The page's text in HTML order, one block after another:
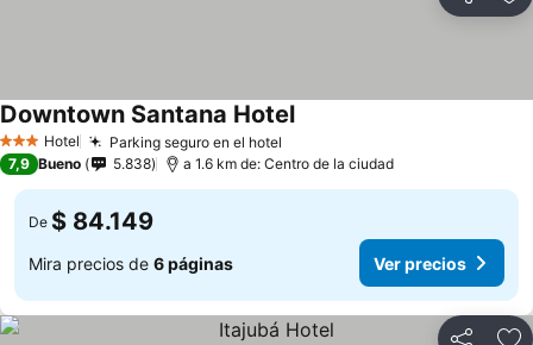
3 Estrellas
Hotel Parking seguro en el hotel
Downtown Santana Hotel
7,9 Bueno 5.838 a 1.6 km de: Centro de la ciudad
De $ 84.149
Mira precios de 6 páginas Ver precios